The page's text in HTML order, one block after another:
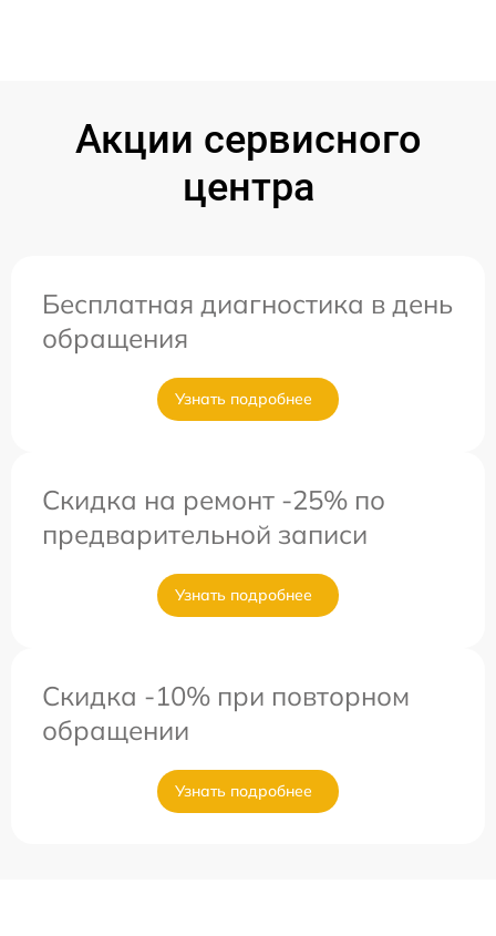
Акции сервисного
центра
Бесплатная диагностика в день
обращения
Узнать подробнее
Скидка на ремонт -25% по
предварительной записи
Узнать подробнее
Скидка -10% при повторном
обращении
Узнать подробнее